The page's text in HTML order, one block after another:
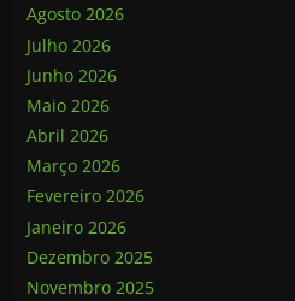
Agosto 2026
Julho 2026
Junho 2026
Maio 2026
Abril 2026
Março 2026
Fevereiro 2026
Janeiro 2026
Dezembro 2025
Novembro 2025